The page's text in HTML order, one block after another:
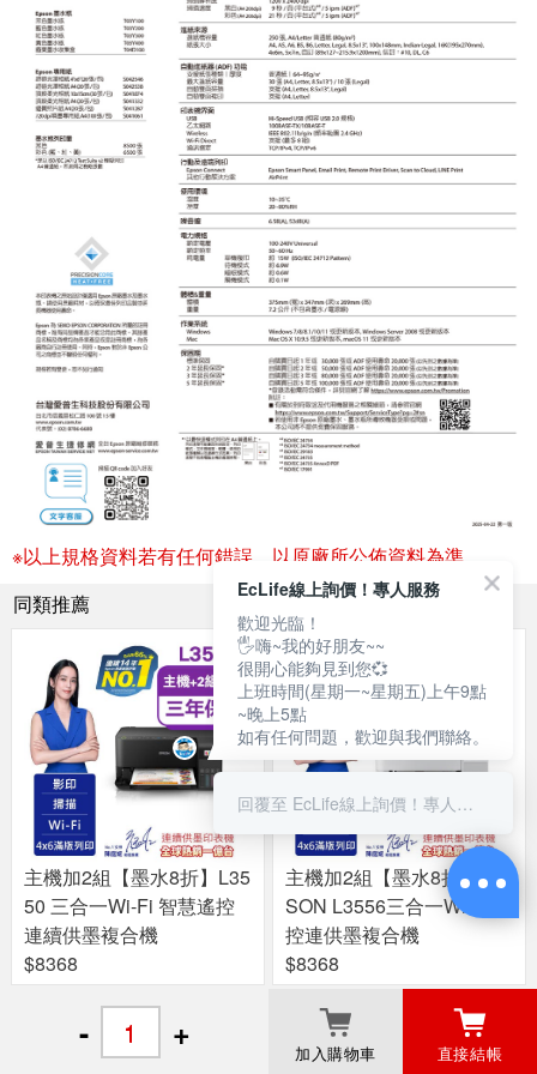
- + 加入購物車 直接結帳
※以上規格資料若有任何錯誤，以原廠所公佈資料為準。
同類推薦
主機加2組【墨水8折】L35
50 三合一Wi-Fi 智慧遙控
連續供墨複合機
$8368
主機加2組【墨水8折】EP
SON L3556三合一Wi-Fi 遙
控連供墨複合機
$8368
EcLife線上詢價！專人服務
歡迎光臨！
🖐嗨~我的好朋友~~
很開心能夠見到您💞
上班時間(星期一~星期五)上午9點
~晚上5點
如有任何問題，歡迎與我們聯絡。
回覆至 EcLife線上詢價！專人服務